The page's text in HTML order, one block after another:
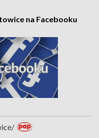
na Facebooku